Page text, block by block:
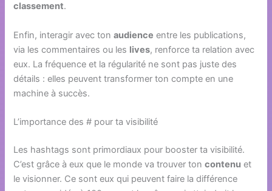
classement.
Enfin, interagir avec tonaudience entre les publications,
via les commentaires ou les lives, renforce ta relation avec
eux. La fréquence et la régularité ne sont pas juste des
détails : elles peuvent transformer ton compte en une
machine à succès.
L’importance des # pour ta visibilité
Les hashtags sont primordiaux pour booster ta visibilité.
C’est grâce à eux que le monde va trouver toncontenu et
le visionner. Ce sont eux qui peuvent faire la différence